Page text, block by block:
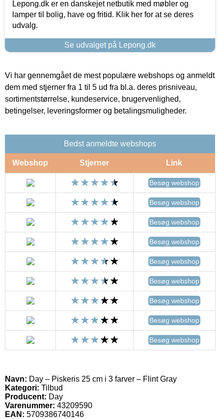
Lepong.dk er en danskejet netbutik med møbler og
lamper til bolig, have og fritid. Klik her for at se deres
udvalg.
Se udvalget på Lepong.dk
Vi har gennemgået de mest populære webshops og anmeldt
dem med stjerner fra 1 til 5 ud fra bl.a. deres prisniveau,
sortimentstørrelse, kundeservice, brugervenlighed,
betingelser, leveringsformer og betalingsmuligheder.
Bedst anmeldte webshops
Webshop Stjerner Link
Besøg webshop
Besøg webshop
Besøg webshop
Besøg webshop
Besøg webshop
Besøg webshop
Besøg webshop
Besøg webshop
Besøg webshop
Navn: Day – Piskeris 25 cm i 3 farver – Flint Gray
Kategori: Tilbud
Producent: Day
Varenummer: 43209590
EAN: 5709386740146